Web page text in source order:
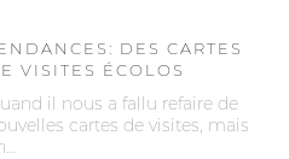
DES CARTES
VISITES ÉCOLOS
il nous a fallu refaire de
cartes de visites, mais